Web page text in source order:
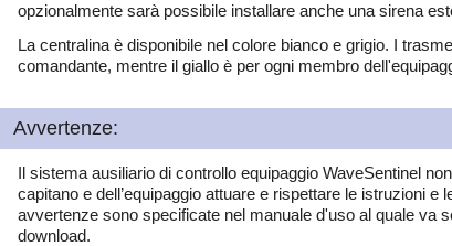
opzionalmente sarà possibile installare anche una sirena
La centralina è disponibile nel colore bianco e grigio. I
comandante, mentre il giallo è per ogni membro
Avvertenze:
Il sistema ausiliario di controllo equipaggio WaveSentinel
capitano e dell’equipaggio attuare e rispettare le istruzioni
avvertenze sono specificate nel manuale d'uso al quale va
download.